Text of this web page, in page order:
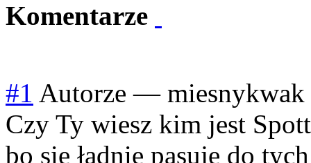
Komentarze
#1 Autorze — miesnykwak
Czy Ty wiesz kim jest
bo się ładnie pasuje do